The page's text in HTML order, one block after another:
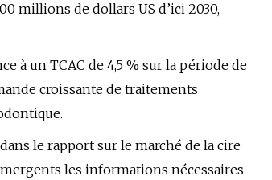
millions de dollars US d’ici 2030,
à un TCAC de 4,5 % sur la période de
croissante de traitements
le rapport sur le marché de la cire
les informations nécessaires